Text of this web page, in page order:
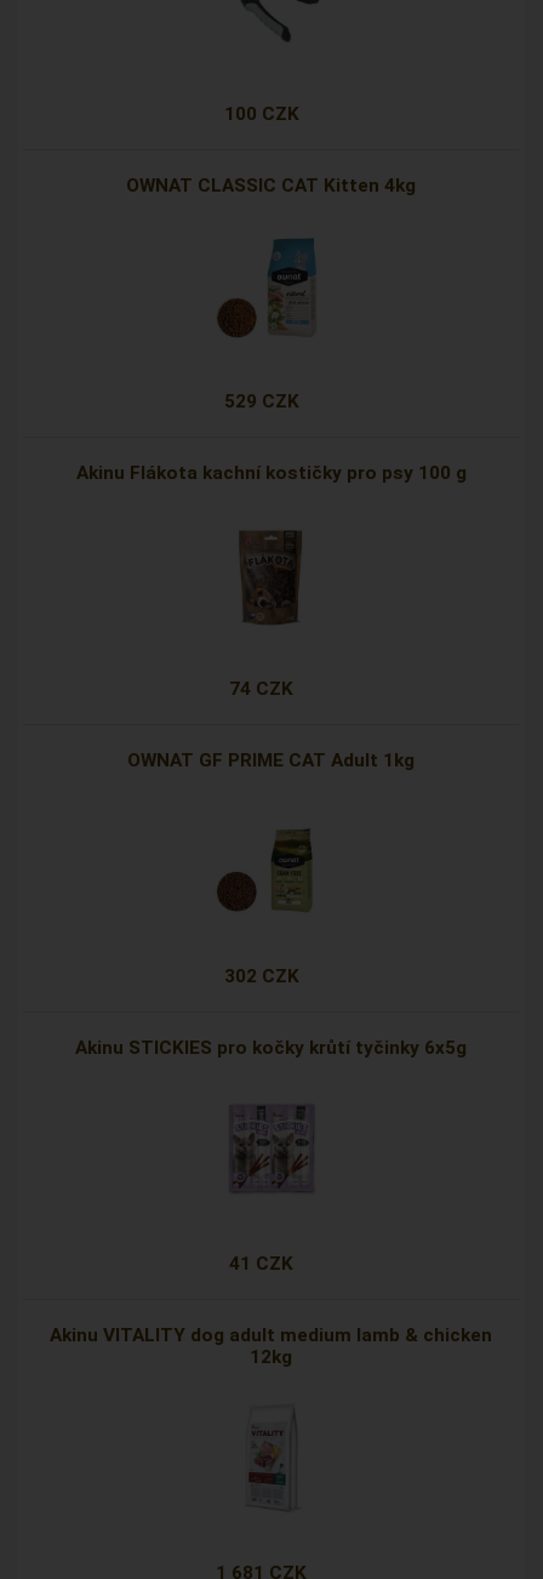
100 CZK
OWNAT CLASSIC CAT Kitten 4kg
529 CZK
Akinu Flákota kachní kostičky pro psy 100 g
74 CZK
OWNAT GF PRIME CAT Adult 1kg
302 CZK
Akinu STICKIES pro kočky krůtí tyčinky 6x5g
41 CZK
Akinu VITALITY dog adult medium lamb & chicken
12kg
1 681 CZK